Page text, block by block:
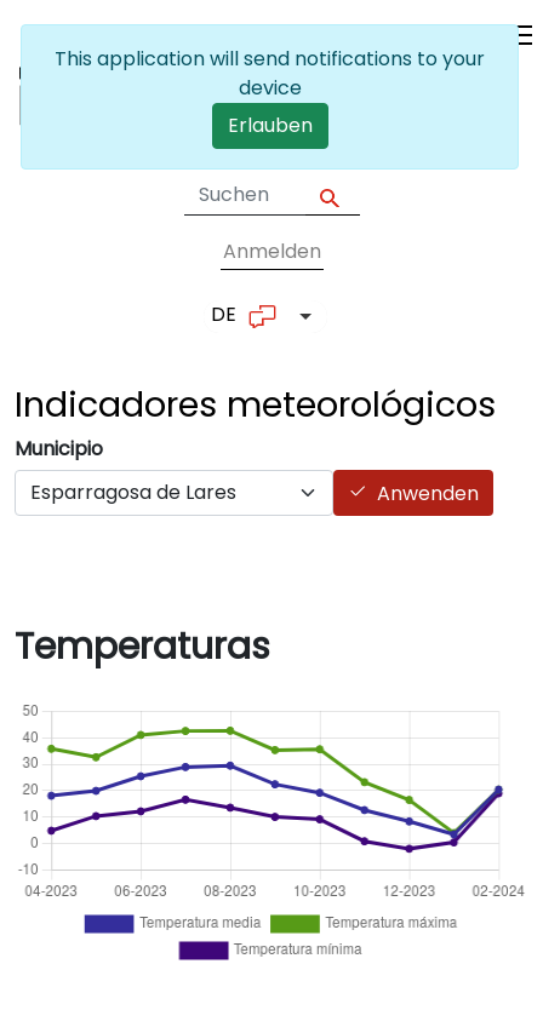
User account
Anmelden
DE List additional actions
Indicadores meteorológicos
Municipio
Anwenden
Temperaturas
This application will send notifications to your
device
Erlauben